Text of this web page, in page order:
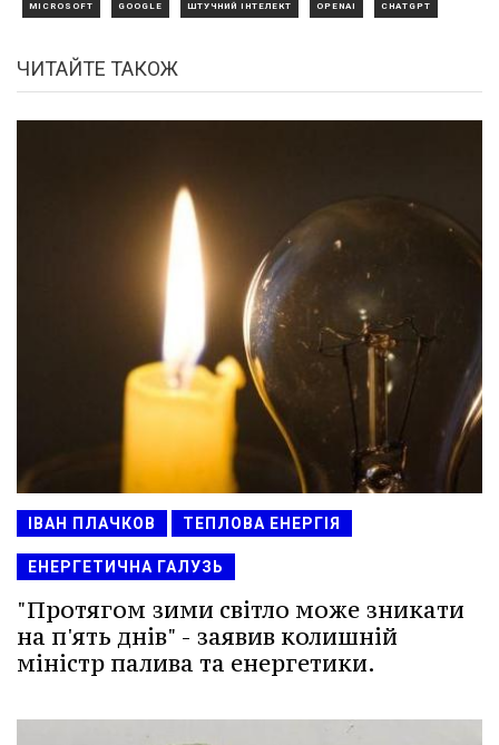
MICROSOFT GOOGLE ШТУЧНИЙ ІНТЕЛЕКТ OPENAI CHATGPT
ЧИТАЙТЕ ТАКОЖ
ІВАН ПЛАЧКОВ ТЕПЛОВА ЕНЕРГІЯ
ЕНЕРГЕТИЧНА ГАЛУЗЬ
"Протягом зими світло може зникати
на п'ять днів" - заявив колишній
міністр палива та енергетики.